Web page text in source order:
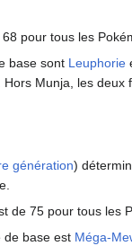
pour tous les
base sont Leuphorie
Hors Munja, les deux
génération)
de 75 pour tous les
de base est Méga-